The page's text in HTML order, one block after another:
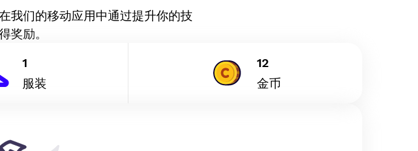
我们的移动应用中通过提升你的技
奖励。
1
服装
12
金币